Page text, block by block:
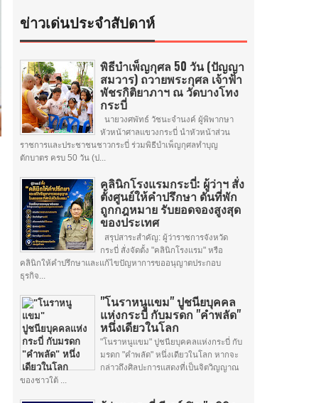
ข่าวเด่นประจำสัปดาห์
พิธีบำเพ็ญกุศล 50 วัน (ปัญญา
สมวาร) ถวายพระกุศล เจ้าฟ้า
พัชรกิติยาภาฯ ณ วัดบางโทง
กระบี่
นายวงศพัทธ์ วัชนะจำนงค์ ผู้พิพากษา
หัวหน้าศาลแขวงกระบี่ นำหัวหน้าส่วน
ราชการและประชาชนชาวกระบี่ ร่วมพิธีบำเพ็ญกุศลทำบุญ
ตักบาตร ครบ 50 วัน (ป...
คลินิกโรงแรมกระบี่: ผู้ว่าฯ สั่ง
ตั้งศูนย์ให้คำปรึกษา ดันที่พัก
ถูกกฎหมาย รับยอดจองสูงสุด
ของประเทศ
สรุปสาระสำคัญ: ผู้ว่าราชการจังหวัด
กระบี่ สั่งจัดตั้ง "คลินิกโรงแรม" หรือ
คลินิกให้คำปรึกษาและแก้ไขปัญหาการขออนุญาตประกอบ
ธุรกิจ...
"โนราหนูแขม" ปูชนียบุคคล
แห่งกระบี่ กับมรดก "คำพลัด"
หนึ่งเดียวในโลก
"โนราหนูแขม" ปูชนียบุคคลแห่งกระบี่ กับ
มรดก "คำพลัด" หนึ่งเดียวในโลก หากจะ
กล่าวถึงศิลปะการแสดงที่เป็นจิตวิญญาณ
ของชาวใต้ ...